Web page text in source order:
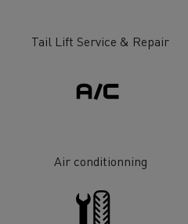
Tail Lift Service & Repair
Air conditionning